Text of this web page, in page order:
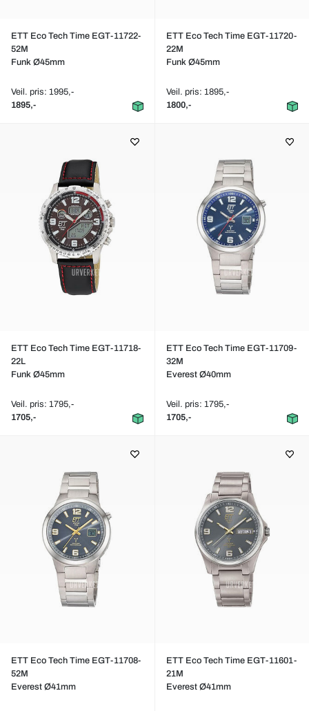
ETT Eco Tech Time EGT-11722-
52M
Funk Ø45mm
Veil. pris: 1995,-
1895,-
ETT Eco Tech Time EGT-11720-
22M
Funk Ø45mm
Veil. pris: 1895,-
1800,-
ETT Eco Tech Time EGT-11718-
22L
Funk Ø45mm
Veil. pris: 1795,-
1705,-
ETT Eco Tech Time EGT-11709-
32M
Everest Ø40mm
Veil. pris: 1795,-
1705,-
ETT Eco Tech Time EGT-11708-
52M
Everest Ø41mm
ETT Eco Tech Time EGT-11601-
21M
Everest Ø41mm